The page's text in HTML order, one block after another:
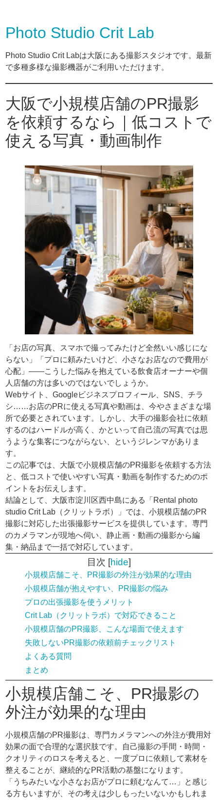
Photo Studio Crit Lab
Photo Studio Crit Labは大阪にある撮影スタジオです。最新
で多種多様な撮影機器がご利用いただけます。
大阪で小規模店舗のPR撮影
を依頼するなら｜低コストで
使える写真・動画制作
「お店の写真、スマホで撮ってみたけど全然いい感じにな
らない」「プロに頼みたいけど、小さなお店なので費用が
心配」——こうした悩みを抱えている飲食店オーナーや個
人店舗の方は多いのではないでしょうか。
Webサイト、Googleビジネスプロフィール、SNS、チラ
シ……お店のPRに使える写真や動画は、今やさまざまな場
所で必要とされています。しかし、大手の撮影会社に依頼
するのはハードルが高く、かといって自己流の写真では思
うような集客につながらない、というジレンマがありま
す。
この記事では、大阪で小規模店舗のPR撮影を依頼する方法
と、低コストで使いやすい写真・動画を制作するためのポ
イントをお伝えします。
結論として、大阪市淀川区西中島にある「Rental photo
studio Crit Lab（クリットラボ）」では、小規模店舗のPR
撮影に対応した出張撮影サービスを提供しています。専門
のカメラマンが現地へ伺い、静止画・動画の撮影から編
集・納品まで一括で対応しています。
目次 [hide]
小規模店舗こそ、PR撮影の外注が効果的な理由
小規模店舗が抱えやすい、PR撮影の悩み
プロの出張撮影を使うメリット
Crit Lab（クリットラボ）で対応できること
小規模店舗のPR撮影、こんな場面で使えます
失敗しないPR撮影の依頼前チェックリスト
よくある質問
まとめ
小規模店舗こそ、PR撮影の
外注が効果的な理由
小規模店舗のPR撮影は、専門カメラマンへの外注が費用対
効果の面で合理的な選択肢です。自己撮影の手間・時間・
クオリティのロスを考えると、一度プロに依頼して素材を
整えることが、継続的なPR活動の基盤になります。
「うちみたいな小さなお店がプロに頼むなんて…」と感じ
る方もいますが、その考えは少しもったいないかもしれま